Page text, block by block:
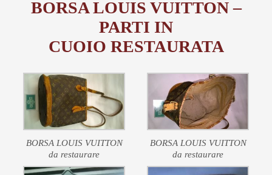
BORSA LOUIS VUITTON –
PARTI IN
CUOIO RESTAURATA
BORSA LOUIS VUITTON
da restaurare
BORSA LOUIS VUITTON
da restaurare